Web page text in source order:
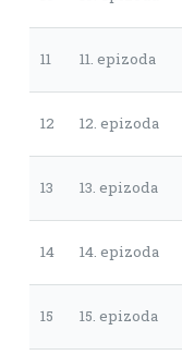
11 11. epizoda
12 12. epizoda
13 13. epizoda
14 14. epizoda
15 15. epizoda